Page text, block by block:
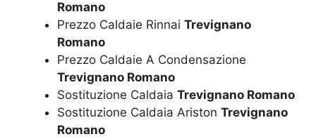
Romano
Prezzo Caldaie Rinnai Trevignano
Romano
Prezzo Caldaie A Condensazione
Trevignano Romano
Sostituzione Caldaia Trevignano Romano
Sostituzione Caldaia Ariston Trevignano
Romano